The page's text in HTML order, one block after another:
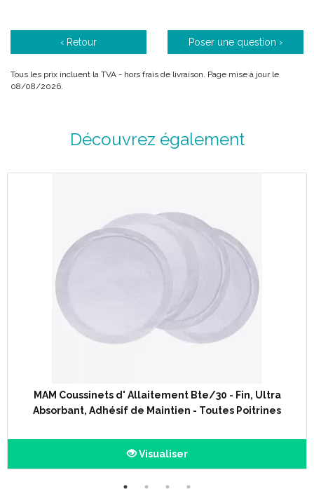
‹ Retour Poser une question ›
Tous les prix incluent la TVA - hors frais de livraison. Page mise à jour le
08/08/2026.
Découvrez également
MAM Coussinets d' Allaitement Bte/30 - Fin, Ultra
Absorbant, Adhésif de Maintien - Toutes Poitrines
Visualiser